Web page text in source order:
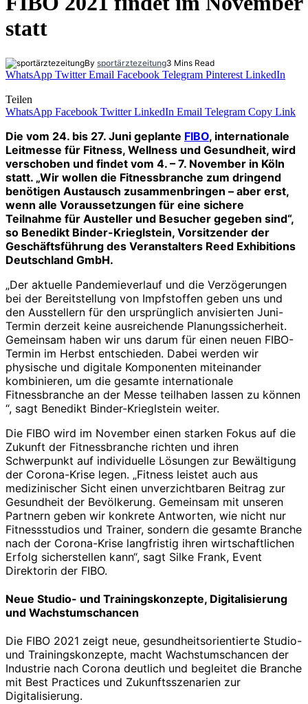
statt
By sportärztezeitung3 Mins Read
WhatsApp Twitter Email Facebook Telegram Pinterest LinkedIn
Teilen
WhatsApp Facebook Twitter LinkedIn Email Telegram Copy Link
Die vom 24. bis 27. Juni geplante FIBO, internationale
Leitmesse für Fitness, Wellness und Gesundheit, wird
verschoben und findet vom 4. – 7. November in Köln
statt. „Wir wollen die Fitnessbranche zum dringend
benötigen Austausch zusammenbringen – aber erst,
wenn alle Voraussetzungen für eine sichere
Teilnahme für Austeller und Besucher gegeben sind“,
so Benedikt Binder-Krieglstein, Vorsitzender der
Geschäftsführung des Veranstalters Reed Exhibitions
Deutschland GmbH.
„Der aktuelle Pandemieverlauf und die Verzögerungen
bei der Bereitstellung von Impfstoffen geben uns und
den Ausstellern für den ursprünglich anvisierten Juni-
Termin derzeit keine ausreichende Planungssicherheit.
Gemeinsam haben wir uns darum für einen neuen FIBO-
Termin im Herbst entschieden. Dabei werden wir
physische und digitale Komponenten miteinander
kombinieren, um die gesamte internationale
Fitnessbranche an der Messe teilhaben lassen zu können
“, sagt Benedikt Binder-Krieglstein weiter.
Die FIBO wird im November einen starken Fokus auf die
Zukunft der Fitnessbranche richten und ihren
Schwerpunkt auf individuelle Lösungen zur Bewältigung
der Corona-Krise legen. „Fitness leistet auch aus
medizinischer Sicht einen unverzichtbaren Beitrag zur
Gesundheit der Bevölkerung. Gemeinsam mit unseren
Partnern geben wir konkrete Antworten, wie nicht nur
Fitnessstudios und Trainer, sondern die gesamte Branche
nach der Corona-Krise langfristig ihren wirtschaftlichen
Erfolg sicherstellen kann“, sagt Silke Frank, Event
Direktorin der FIBO.
Neue Studio- und Trainingskonzepte, Digitalisierung
und Wachstumschancen
Die FIBO 2021 zeigt neue, gesundheitsorientierte Studio-
und Trainingskonzepte, macht Wachstumschancen der
Industrie nach Corona deutlich und begleitet die Branche
mit Best Practices und Zukunftsszenarien zur
Digitalisierung.